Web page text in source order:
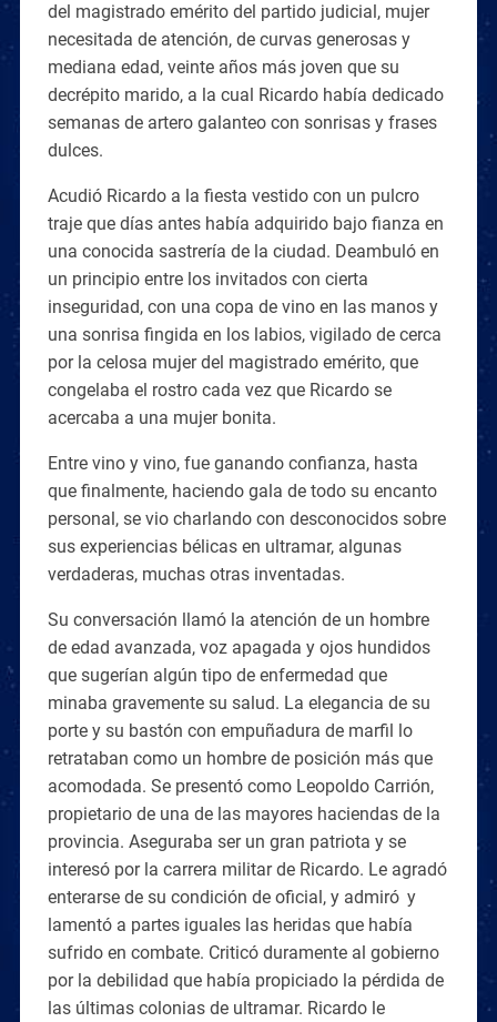
del magistrado emérito del partido judicial, mujer
necesitada de atención, de curvas generosas y
mediana edad, veinte años más joven que su
decrépito marido, a la cual Ricardo había dedicado
semanas de artero galanteo con sonrisas y frases
dulces.
Acudió Ricardo a la fiesta vestido con un pulcro
traje que días antes había adquirido bajo fianza en
una conocida sastrería de la ciudad. Deambuló en
un principio entre los invitados con cierta
inseguridad, con una copa de vino en las manos y
una sonrisa fingida en los labios, vigilado de cerca
por la celosa mujer del magistrado emérito, que
congelaba el rostro cada vez que Ricardo se
acercaba a una mujer bonita.
Entre vino y vino, fue ganando confianza, hasta
que finalmente, haciendo gala de todo su encanto
personal, se vio charlando con desconocidos sobre
sus experiencias bélicas en ultramar, algunas
verdaderas, muchas otras inventadas.
Su conversación llamó la atención de un hombre
de edad avanzada, voz apagada y ojos hundidos
que sugerían algún tipo de enfermedad que
minaba gravemente su salud. La elegancia de su
porte y su bastón con empuñadura de marfil lo
retrataban como un hombre de posición más que
acomodada. Se presentó como Leopoldo Carrión,
propietario de una de las mayores haciendas de la
provincia. Aseguraba ser un gran patriota y se
interesó por la carrera militar de Ricardo. Le agradó
enterarse de su condición de oficial, y admiró y
lamentó a partes iguales las heridas que había
sufrido en combate. Criticó duramente al gobierno
por la debilidad que había propiciado la pérdida de
las últimas colonias de ultramar. Ricardo le